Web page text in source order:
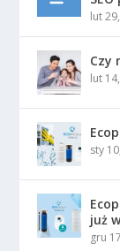
lut
Czy
lut
sty
już
gru